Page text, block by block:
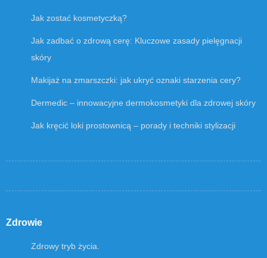
Jak zostać kosmetyczką?
Jak zadbać o zdrową cerę: Kluczowe zasady pielęgnacji
skóry
Makijaż na zmarszczki: jak ukryć oznaki starzenia cery?
Dermedic – innowacyjne dermokosmetyki dla zdrowej skóry
Jak kręcić loki prostownicą – porady i techniki stylizacji
Zdrowie
Zdrowy tryb życia.